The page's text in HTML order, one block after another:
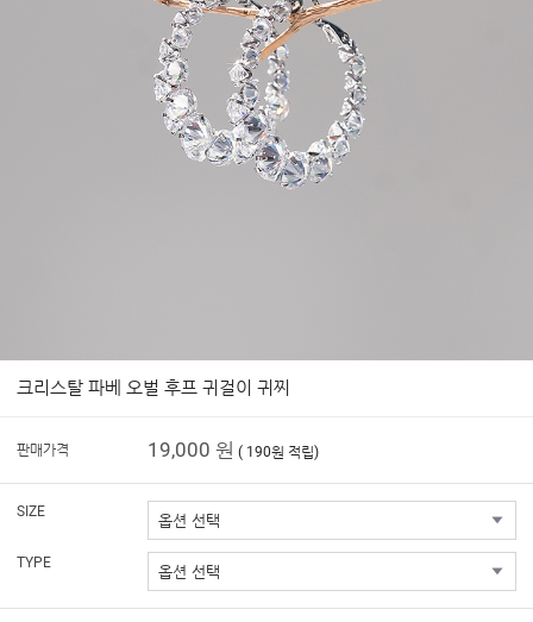
크리스탈 파베 오벌 후프 귀걸이 귀찌
판매가격 19,000 원 ( 190원 적립)
SIZE
TYPE